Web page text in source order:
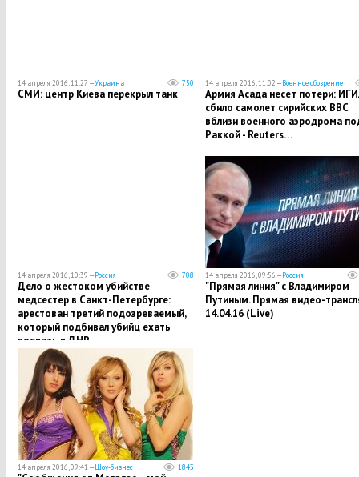
14 апреля 2016, 11:27 —Украина 750
СМИ: центр Киева перекрыл танк
14 апреля 2016, 11:02 —Военное обозрение
Армия Асада несет потери:
сбило самолет сирийских ВВС
вблизи военного аэродрома
Раккой - Reuters…
14 апреля 2016, 10:39 —Россия 708
Дело о жестоком убийстве
медсестер в Санкт-Петербурге:
арестован третий подозреваемый,
который подбивал убийц ехать
воевать в ДНР…
14 апреля 2016, 09:56 —Россия
"Прямая линия" с Владимиром
Путиным. Прямая видео-
14.04.16 (Live)
14 апреля 2016, 09:41 —Шоу-бизнес 1843